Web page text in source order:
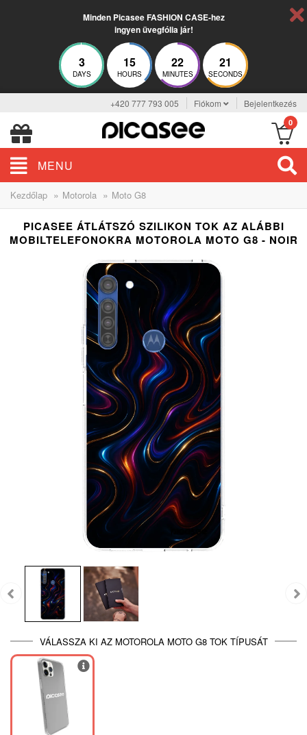
Minden Picasee FASHION CASE-hez
ingyen üvegfólia jár!
3
DAYS
15
HOURS
22
MINUTES
21
SECONDS
+420 777 793 005 Fiókom Bejelentkezés
0
MENU
Kezdőlap » Motorola » Moto G8
PICASEE ÁTLÁTSZÓ SZILIKON TOK AZ ALÁBBI
MOBILTELEFONOKRA MOTOROLA MOTO G8 - NOIR
VÁLASSZA KI AZ MOTOROLA MOTO G8 TOK TÍPUSÁT